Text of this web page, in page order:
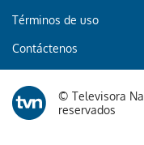
Términos de uso
Contáctenos
© Televisora
reservados